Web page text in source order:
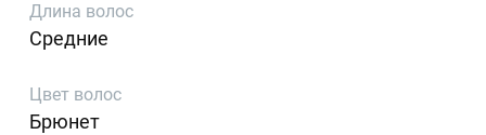
Длина волос
Средние
Цвет волос
Брюнет